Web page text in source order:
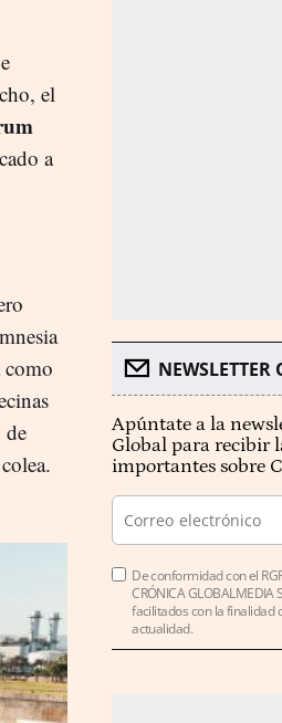
el
a
como
de
Apúntate a la
Global para recibir
importantes sobre
De conformidad con el
CRÓNICA GLOBALMEDIA
facilitados con la finalidad
actualidad.